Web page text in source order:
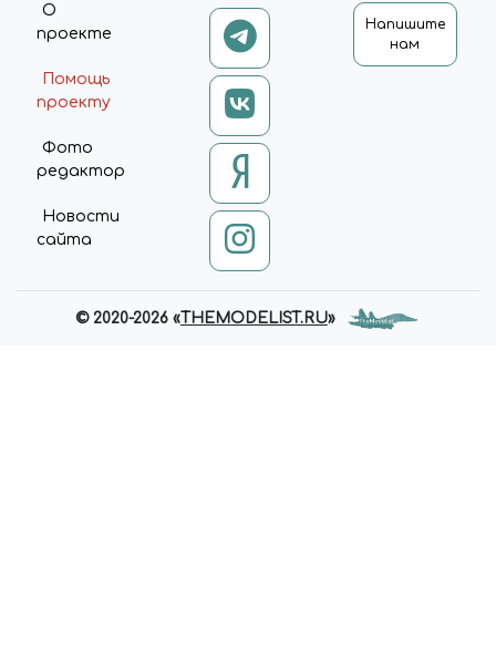
О
проекте
Помощь
проекту
Фото
редактор
Новости
сайта
Напишите
нам
© 2020-2026 «THEMODELIST.RU»